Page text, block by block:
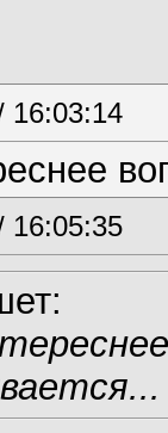
16:03:14
16:05:35